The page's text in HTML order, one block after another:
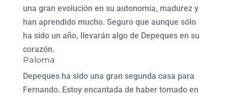
una gran evolución en su autonomía, madurez y
han aprendido mucho. Seguro que aunque sólo
ha sido un año, llevarán algo de Depeques en su
corazón.
Paloma
Depeques ha sido una gran segunda casa para
Fernando. Estoy encantada de haber tomado en